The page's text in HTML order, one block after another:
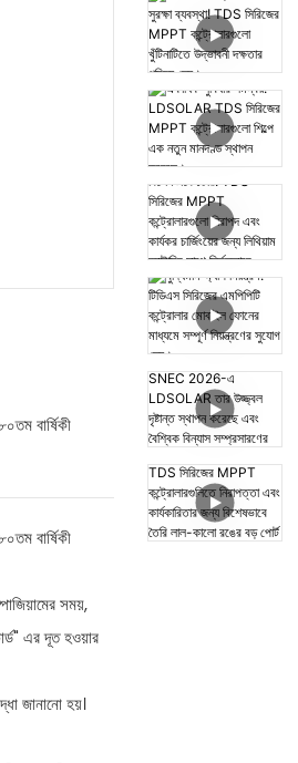
বার্ষিকী
বার্ষিকী
সময়,
এর দূত হওয়ার
জানানো হয়।